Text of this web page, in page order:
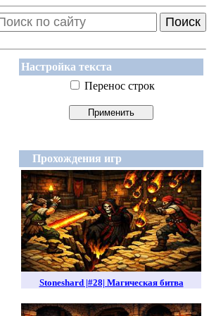
Поиск
Настройка текста
Перенос строк
Прохождения игр
Stoneshard |#28| Магическая битва